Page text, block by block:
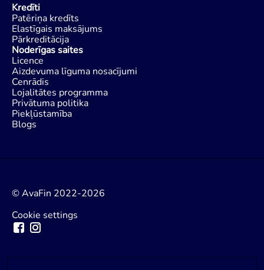
Kredīti
Patēriņa kredīts
Elastīgais maksājums
Pārkreditācija
Noderīgas saites
Licence
Aizdevuma līguma nosacījumi
Cenrādis
Lojalitātes programma
Privātuma politika
Piekļūstamība
Blogs
© AvaFin 2022-2026
Cookie settings